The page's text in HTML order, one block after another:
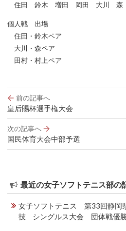
住田 鈴木 増田 岡田 大川 森
個人戦 出場
住田・鈴木ペア
大川・森ペア
田村・村上ペア
投
稿
ナ
ビ
ゲ
ー
ン
前の記事へ
皇后賜杯選手権大会
次の記事へ
国民体育大会中部予選
最近の女子ソフトテニス部の
女子ソフトテニス 第33回静岡
技 シングルス大会 団体戦優